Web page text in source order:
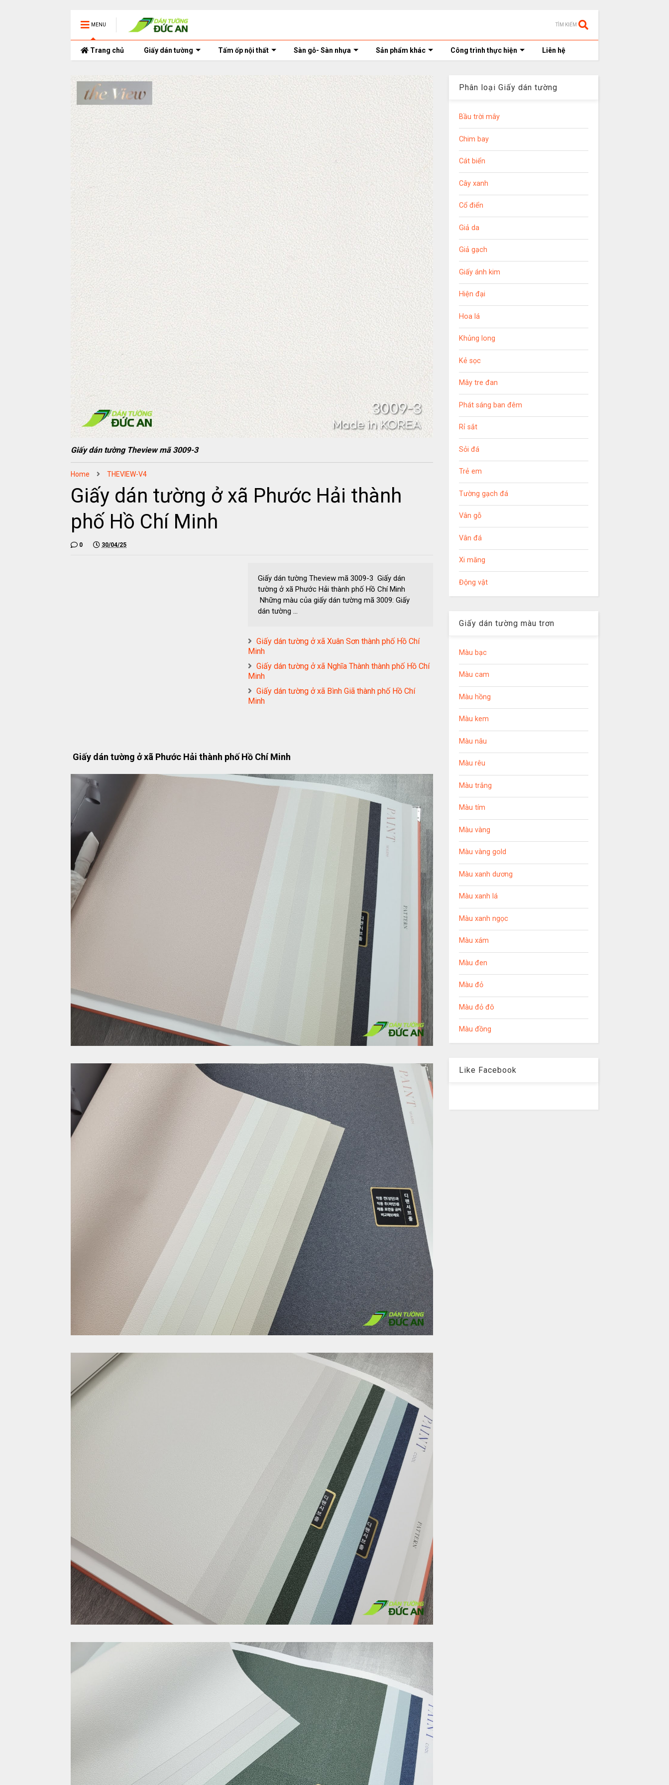
MENU TÌM KIẾM
Trang chủ Giấy dán tường Tấm ốp nội thất Sàn gỗ- Sàn nhựa Sản phẩm khác Công trình thực hiện Liên hệ
Giấy dán tường Theview mã 3009-3
Home THEVIEW-V4
Giấy dán tường ở xã Phước Hải thành
phố Hồ Chí Minh
0 30/04/25
Giấy dán tường Theview mã 3009-3 Giấy dán
tường ở xã Phước Hải thành phố Hồ Chí Minh
Những màu của giấy dán tường mã 3009: Giấy
dán tường ...
Giấy dán tường ở xã Xuân Sơn thành phố Hồ Chí
Minh
Giấy dán tường ở xã Nghĩa Thành thành phố Hồ Chí
Minh
Giấy dán tường ở xã Bình Giã thành phố Hồ Chí
Minh
Giấy dán tường ở xã Phước Hải thành phố Hồ Chí Minh
Phân loại Giấy dán tường
Bầu trời mây
Chim bay
Cát biển
Cây xanh
Cổ điển
Giả da
Giả gạch
Giấy ánh kim
Hiện đại
Hoa lá
Khủng long
Kẻ sọc
Mây tre đan
Phát sáng ban đêm
Rỉ sắt
Sỏi đá
Trẻ em
Tường gạch đá
Vân gỗ
Vân đá
Xi măng
Động vật
Giấy dán tường màu trơn
Màu bạc
Màu cam
Màu hồng
Màu kem
Màu nâu
Màu rêu
Màu trắng
Màu tím
Màu vàng
Màu vàng gold
Màu xanh dương
Màu xanh lá
Màu xanh ngọc
Màu xám
Màu đen
Màu đỏ
Màu đỏ đô
Màu đồng
Like Facebook